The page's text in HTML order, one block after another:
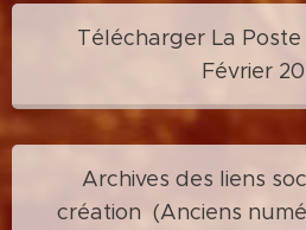
Télécharger La
Février
Archives des liens
création (Anciens